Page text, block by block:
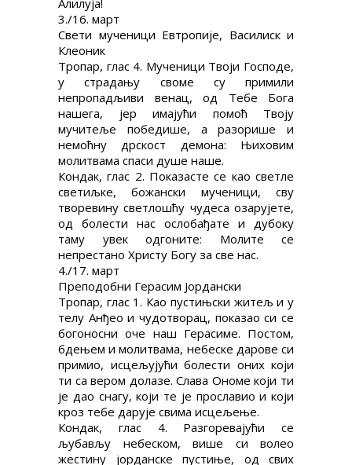
Алилуја!
3./16. март
Свети мученици Евтропије, Василиск и
Клеоник
Тропар, глас 4. Мученици Твоји Господе,
у страдању своме су примили
непропадљиви венац, од Тебе Бога
нашега, јер имајући помоћ Твоју
мучитеље победише, а разорише и
немоћну дрскост демона: Њиховим
молитвама спаси душе наше.
Кондак, глас 2. Показасте се као светле
светиљке, божански мученици, сву
творевину светлошћу чудеса озарујете,
од болести нас ослобађате и дубоку
таму увек одгоните: Молите се
непрестано Христу Богу за све нас.
4./17. март
Преподобни Герасим Јордански
Тропар, глас 1. Као пустињски житељ и у
телу Анђео и чудотворац, показао си се
богоносни оче наш Герасиме. Постом,
бдењем и молитвама, небеске дарове си
примио, исцељујући болести оних који
ти са вером долазе. Слава Ономе који ти
је дао снагу, који те је прославио и који
кроз тебе дарује свима исцељење.
Кондак, глас 4. Разгоревајући се
љубављу небеском, више си волео
жестину јорданске пустиње, од свих